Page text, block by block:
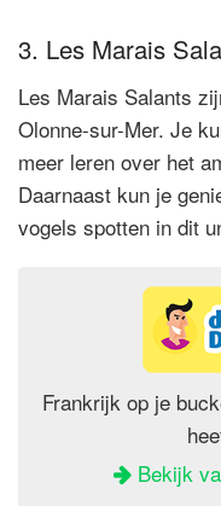
3. Les Marais
Les Marais Salants
Olonne-sur-Mer. Je
meer leren over het
Daarnaast kun je
vogels spotten in dit
Frankrijk op je
Bekijk